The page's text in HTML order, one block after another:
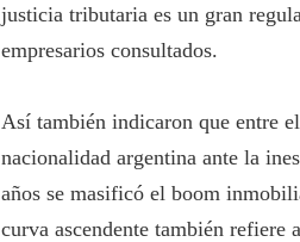
justicia tributaria es un gran
empresarios consultados.
Así también indicaron que entre
nacionalidad argentina ante la
años se masificó el boom
curva ascendente también refiere